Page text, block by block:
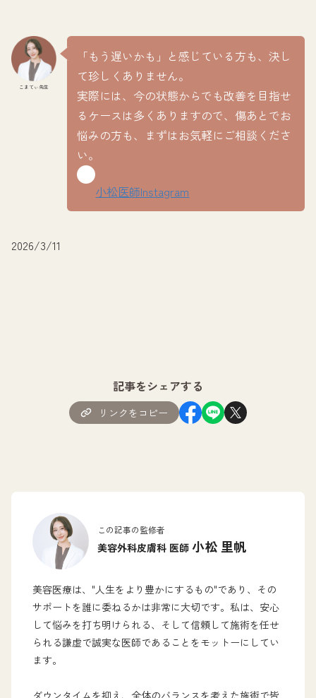
こまてぃ先生
「もう遅いかも」と感じている方も、決し
て珍しくありません。
実際には、今の状態からでも改善を目指せ
るケースは多くありますので、傷あとでお
悩みの方も、まずはお気軽にご相談くださ
い。
小松医師Instagram
2026/3/11
記事をシェアする
リンクをコピー
この記事の監修者
美容外科皮膚科 医師 小松 里帆
美容医療は、"人生をより豊かにするもの"であり、その
サポートを誰に委ねるかは非常に大切です。私は、安心
して悩みを打ち明けられる、そして信頼して施術を任せ
られる謙虚で誠実な医師であることをモットーにしてい
ます。
ダウンタイムを抑え、全体のバランスを考えた施術で皆